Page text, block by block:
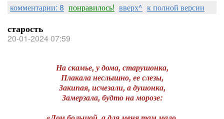
комментарии: 8 понравилось! вверх^ к полной версии
старость
20-01-2024 07:59
На скамье, у дома, старушонка,
Плакала неслышно, ее слезы,
Закипая, исчезали, а душонка,
Замерзала, будто на морозе: